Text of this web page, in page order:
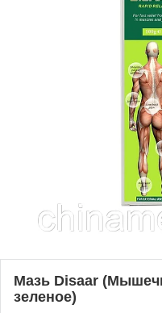
Мазь Disaar
зеленое)